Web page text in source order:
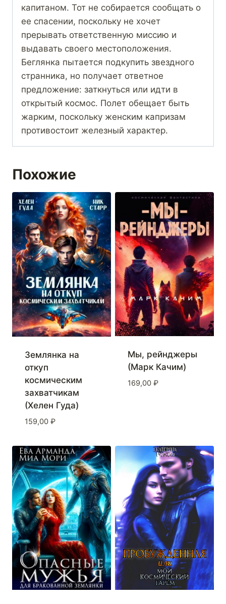
капитаном. Тот не собирается сообщать о
ее спасении, поскольку не хочет
прерывать ответственную миссию и
выдавать своего местоположения.
Беглянка пытается подкупить звездного
странника, но получает ответное
предложение: заткнуться или идти в
открытый космос. Полет обещает быть
жарким, поскольку женским капризам
противостоит железный характер.
Похожие
Землянка на
откуп
космическим
захватчикам
(Хелен Гуда)
159,00 ₽
Мы, рейнджеры
(Марк Качим)
169,00 ₽